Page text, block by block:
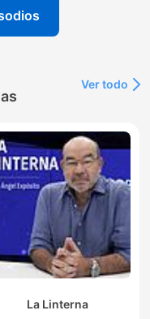
Ver todo
La Linterna